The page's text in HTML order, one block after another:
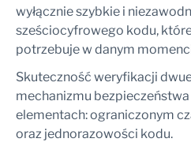
wyłącznie szybkie i
sześciocyfrowego kodu,
potrzebuje w danym
Skuteczność weryfikacji
mechanizmu
elementach: ograniczonym
oraz jednorazowości kodu.